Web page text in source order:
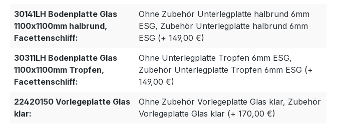
30141LH Bodenplatte Glas
1100x1100mm halbrund,
Facettenschliff:
Ohne Zubehör Unterlegplatte halbrund 6mm
ESG, Zubehör Unterlegplatte halbrund 6mm
ESG (+ 149,00 €)
30311LH Bodenplatte Glas
1100x1100mm Tropfen,
Facettenschliff:
Ohne Unterlegplatte Tropfen 6mm ESG,
Zubehör Unterlegplatte Tropfen 6mm ESG (+
149,00 €)
22420150 Vorlegeplatte Glas
klar:
Ohne Zubehör Vorlegeplatte Glas klar, Zubehör
Vorlegeplatte Glas klar (+ 170,00 €)